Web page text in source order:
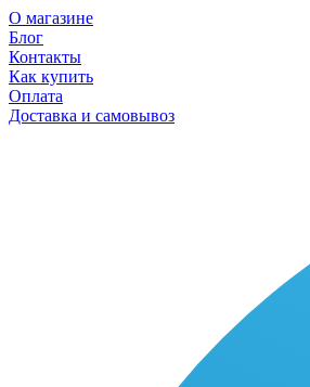
О магазине
Блог
Контакты
Как купить
Оплата
Доставка и самовывоз